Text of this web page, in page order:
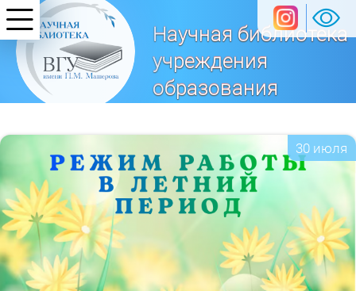
Научная библиотека
учреждения
образования
государственный университет
имени П. М. Машерова»
30 июля